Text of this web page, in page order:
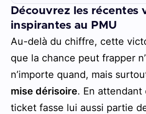
Découvrez les récentes
inspirantes au PMU
Au-delà du chiffre, cette
que la chance peut frapper
n’importe quand, mais
mise dérisoire. En attendant
ticket fasse lui aussi partie